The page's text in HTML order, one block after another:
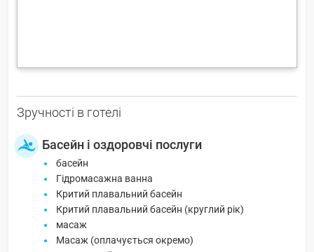
Зручності в готелі
Басейн і оздоровчі послуги
басейн
Гідромасажна ванна
Критий плавальний басейн
Критий плавальний басейн (круглий рік)
масаж
Масаж (оплачується окремо)